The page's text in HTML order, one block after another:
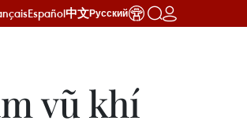
Español中文Русский
vũ khí